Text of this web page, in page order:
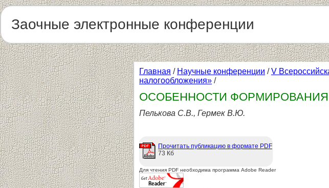
Заочные электронные конференции
Главная / Научные конференции /V
налогообложения» /
ОСОБЕННОСТИ
Пелькова С.В., Гермек В.Ю.
Прочитать публикацию в формате PDF
73 Кб
Для чтения PDF необходима программа Adobe Reader